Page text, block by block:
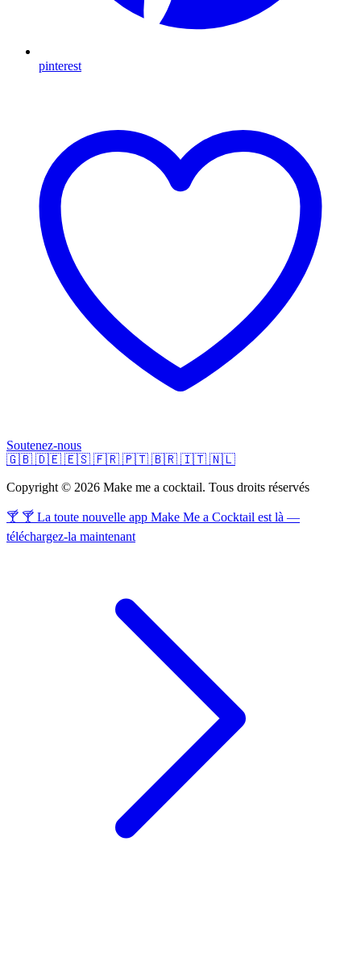
pinterest
Soutenez-nous
🇬🇧 🇩🇪 🇪🇸 🇫🇷 🇵🇹 🇧🇷 🇮🇹 🇳🇱
Copyright © 2026 Make me a cocktail. Tous droits réservés
🍸 🍸 La toute nouvelle app Make Me a Cocktail est là —
téléchargez-la maintenant